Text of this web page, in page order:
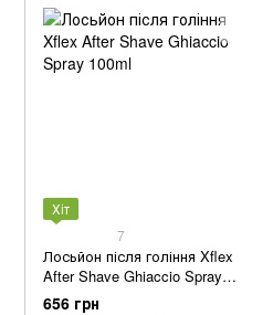
Хіт
7
Лосьйон після гоління Xflex
After Shave Ghiaccio Spray
100ml
656 грн